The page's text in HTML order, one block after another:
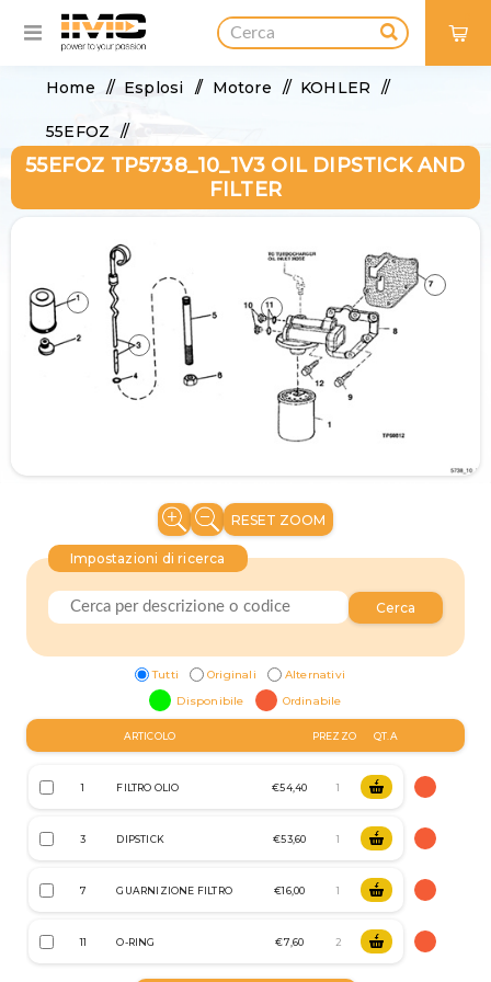
Home / Esplosi / Motore / KOHLER /
55EFOZ /
55EFOZ TP5738_10_1V3 Oil Dipstick and Filter
55EFOZ TP5738_10_1V3 OIL DIPSTICK AND
FILTER
RESET ZOOM
Cerca
Impostazioni di ricerca
Tutti Originali
Alternativi
Disponibile
Ordinabile
ARTICOLO PREZZO QT.A
1 FILTRO OLIO €54,40
3 DIPSTICK €53,60
7 GUARNIZIONE FILTRO €16,00
11 O-RING €7,60